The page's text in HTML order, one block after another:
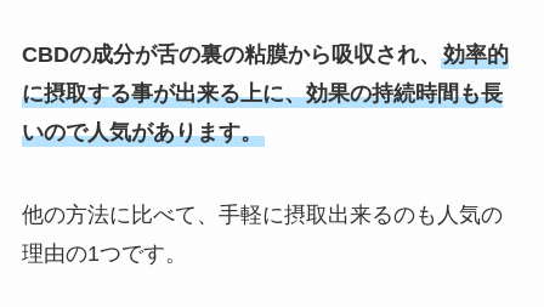
CBDの成分が舌の裏の粘膜から吸収され、 効率的
に摂取する事が出来る上に、効果の持続時間も長
いので人気があります。
他の方法に比べて、手軽に摂取出来るのも人気の
理由の1つです。